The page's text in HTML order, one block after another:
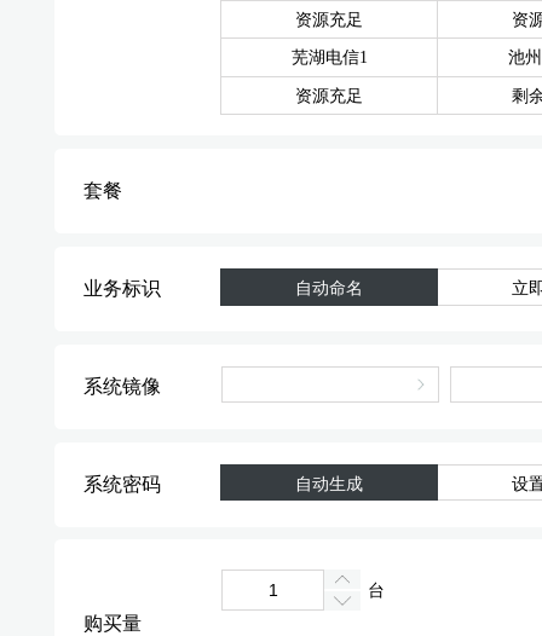
资源充足
资
芜湖电信1
资源充足
池
剩
套餐
业务标识 自动命名 立
系统镜像
系统密码 自动生成 设
购买量
台